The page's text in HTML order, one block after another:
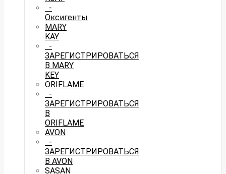
-
Оксигенты
MARY
KAY
-
ЗАРЕГИСТРИРОВАТЬСЯ
В MARY
KEY
ORIFLAME
-
ЗАРЕГИСТРИРОВАТЬСЯ
В
ORIFLAME
AVON
-
ЗАРЕГИСТРИРОВАТЬСЯ
В AVON
SASAN